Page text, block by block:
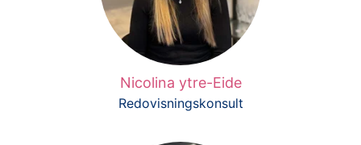
Nicolina ytre-Eide
Redovisningskonsult